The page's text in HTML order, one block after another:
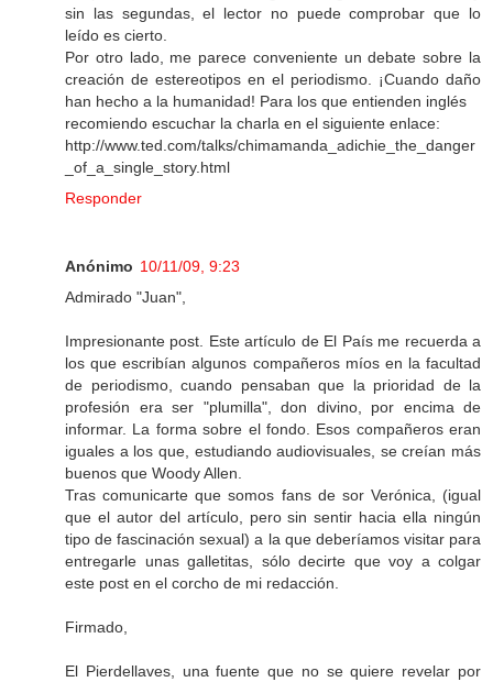
sin las segundas, el lector no puede comprobar que lo
leído es cierto.
Por otro lado, me parece conveniente un debate sobre la
creación de estereotipos en el periodismo. ¡Cuando daño
han hecho a la humanidad! Para los que entienden inglés
recomiendo escuchar la charla en el siguiente enlace:
http://www.ted.com/talks/chimamanda_adichie_the_danger
_of_a_single_story.html
Responder
Anónimo 10/11/09, 9:23
Admirado "Juan",
Impresionante post. Este artículo de El País me recuerda a
los que escribían algunos compañeros míos en la facultad
de periodismo, cuando pensaban que la prioridad de la
profesión era ser "plumilla", don divino, por encima de
informar. La forma sobre el fondo. Esos compañeros eran
iguales a los que, estudiando audiovisuales, se creían más
buenos que Woody Allen.
Tras comunicarte que somos fans de sor Verónica, (igual
que el autor del artículo, pero sin sentir hacia ella ningún
tipo de fascinación sexual) a la que deberíamos visitar para
entregarle unas galletitas, sólo decirte que voy a colgar
este post en el corcho de mi redacción.
Firmado,
El Pierdellaves, una fuente que no se quiere revelar por